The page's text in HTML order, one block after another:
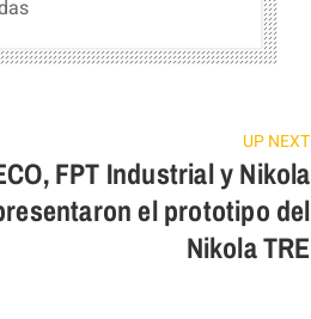
UP NEXT
FPT Industrial y Nikola
el prototipo del
Nikola TRE